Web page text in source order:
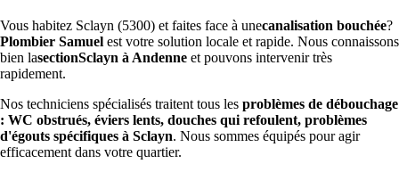
Vous habitez Sclayn (5300) et faites face à unecanalisation bouchée?
Plombier Samuel est votre solution locale et rapide. Nous connaissons
bien lasectionSclayn à Andenne et pouvons intervenir très
rapidement.
Nos techniciens spécialisés traitent tous les problèmes de débouchage
: WC obstrués, éviers lents, douches qui refoulent, problèmes
d'égouts spécifiques à Sclayn. Nous sommes équipés pour agir
efficacement dans votre quartier.